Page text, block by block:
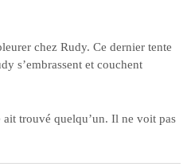
chez Rudy. Ce dernier tente
s’embrassent et couchent
ait trouvé quelqu’un. Il ne voit pas